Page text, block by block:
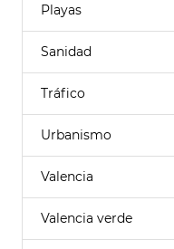
Playas
Sanidad
Tráfico
Urbanismo
Valencia
Valencia verde